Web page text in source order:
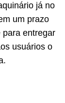
já no
um prazo
para entregar
usuários o